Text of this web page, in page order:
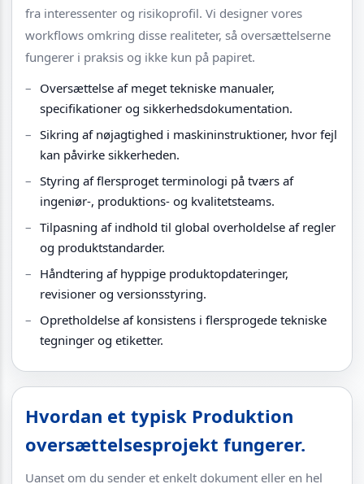
fra interessenter og risikoprofil. Vi designer vores
workflows omkring disse realiteter, så oversættelserne
fungerer i praksis og ikke kun på papiret.
Oversættelse af meget tekniske manualer,
specifikationer og sikkerhedsdokumentation.
Sikring af nøjagtighed i maskininstruktioner, hvor fejl
kan påvirke sikkerheden.
Styring af flersproget terminologi på tværs af
ingeniør-, produktions- og kvalitetsteams.
Tilpasning af indhold til global overholdelse af regler
og produktstandarder.
Håndtering af hyppige produktopdateringer,
revisioner og versionsstyring.
Opretholdelse af konsistens i flersprogede tekniske
tegninger og etiketter.
Hvordan et typisk Produktion
oversættelsesprojekt fungerer.
Uanset om du sender et enkelt dokument eller en hel